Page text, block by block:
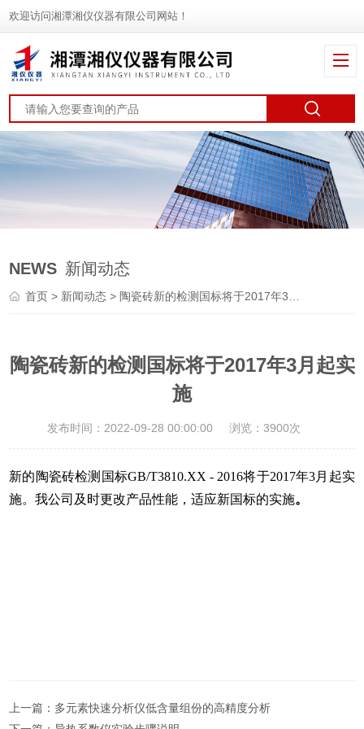
欢迎访问湘潭湘仪仪器有限公司网站！
NEWS 新闻动态
首页 > 新闻动态 > 陶瓷砖新的检测国标将于2017年3月起实施
陶瓷砖新的检测国标将于2017年3月起实
施
发布时间：2022-09-28 00:00:00 浏览：3900次
新的陶瓷砖检测国标GB/T3810.XX - 2016将于2017年3月起实
施。我公司及时更改产品性能，适应新国标的实施。
上一篇： 多元素快速分析仪低含量组份的高精度分析